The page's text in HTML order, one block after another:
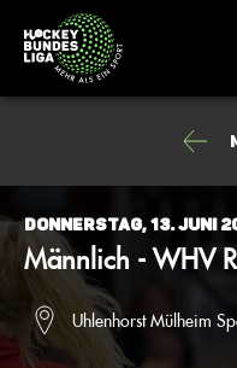
Donnerstag, 13. Juni
Männlich - WHV
Uhlenhorst Mülheim